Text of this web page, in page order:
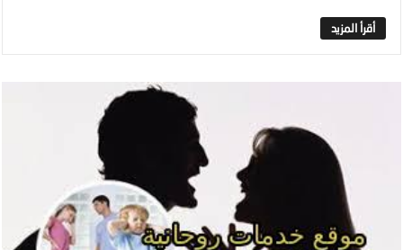
‎أقرأ المزيد